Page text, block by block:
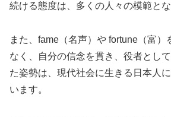
続ける態度は、多くの人々の模範とな
また、fame（名声）や fortune（富）
なく、自分の信念を貫き、役者とし
た姿勢は、現代社会に生きる日本人
います。